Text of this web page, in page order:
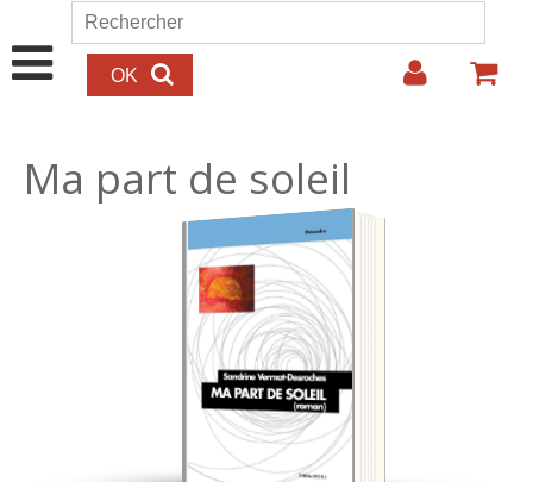
Aller au contenu principal
Formulaire de recherche
Rechercher
Ma part de soleil
14.00€